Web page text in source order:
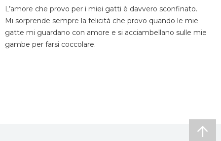
L’amore che provo per i miei gatti è davvero sconfinato.
Mi sorprende sempre la felicità che provo quando le mie
gatte mi guardano con amore e si acciambellano sulle mie
gambe per farsi coccolare.